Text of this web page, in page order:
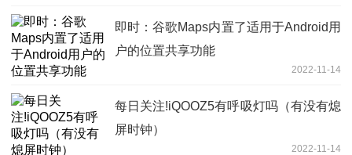
即时：谷歌Maps内置了适用于Android用
户的位置共享功能
2022-11-14
每日关注!iQOOZ5有呼吸灯吗（有没有熄
屏时钟）
2022-11-14